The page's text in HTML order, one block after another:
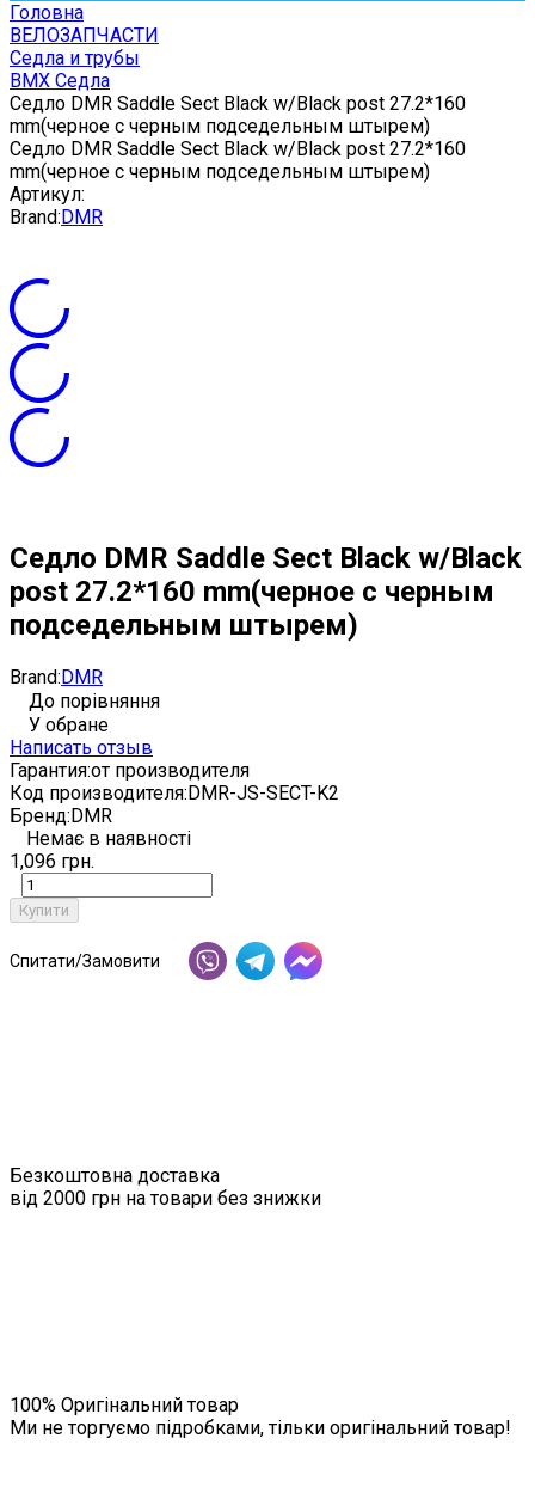
Головна
ВЕЛОЗАПЧАСТИ
Седла и трубы
BMX Седла
Седло DMR Saddle Sect Black w/Black post 27.2*160
mm(черное с черным подседельным штырем)
Седло DMR Saddle Sect Black w/Black post 27.2*160
mm(черное с черным подседельным штырем)
Артикул:
Brand:DMR
Седло DMR Saddle Sect Black w/Black
post 27.2*160 mm(черное с черным
подседельным штырем)
Brand:DMR
До порівняння
У обране
Написать отзыв
Гарантия:от производителя
Код производителя:DMR-JS-SECT-K2
Бренд:DMR
Немає в наявності
1,096 грн.
Купити
Спитати/Замовити
Безкоштовна доставка
від 2000 грн на товари без знижки
100% Оригінальний товар
Ми не торгуємо підробками, тільки оригінальний товар!